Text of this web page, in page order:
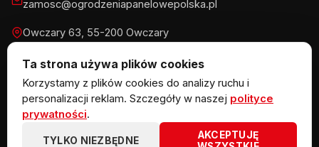
Ta strona używa plików cookies
Korzystamy z plików cookies do analizy ruchu i
personalizacji reklam. Szczegóły w naszej polityce
prywatności.
TYLKO NIEZBĘDNE
AKCEPTUJĘ
zamosc@ogrodzeniapanelowepolska.pl
Owczary 63, 55-200 Owczary
Pn-Pt 8-16, Sb 8-13:30
© 2026 KOW MET Marlena Kowalska · NIP 5291746970 ·
REGON 383867720 · Owczary 63, 55-200 Owczary